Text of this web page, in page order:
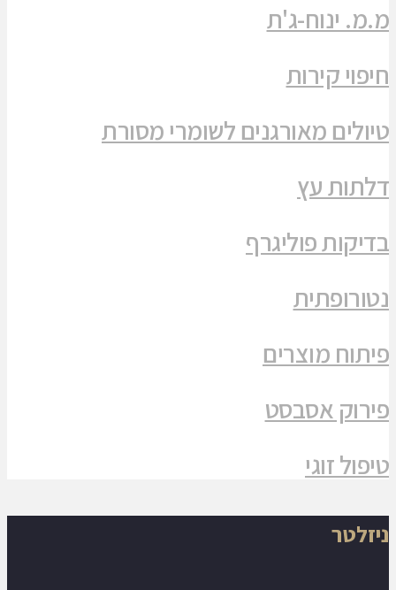
מ.מ. ינוח-ג'ת
חיפוי קירות
טיולים מאורגנים לשומרי מסורת
דלתות עץ
בדיקות פוליגרף
נטורופתית
פיתוח מוצרים
פירוק אסבסט
טיפול זוגי
ניזלטר